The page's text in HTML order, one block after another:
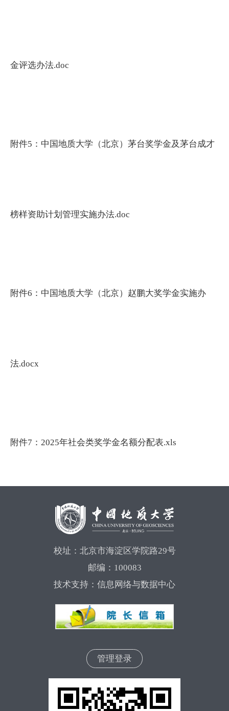
金评选办法.doc
附件5：中国地质大学（北京）茅台奖学金及茅台成才
榜样资助计划管理实施办法.doc
附件6：中国地质大学（北京）赵鹏大奖学金实施办
法.docx
附件7：2025年社会类奖学金名额分配表.xls
校址：北京市海淀区学院路29号
邮编：100083
技术支持：信息网络与数据中心
管理登录